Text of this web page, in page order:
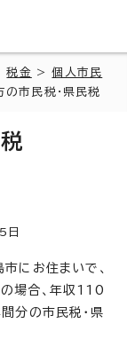
税金 >個人市民
市民税・県民税
日
にお住まいで、
場合、年収110
分の市民税・県